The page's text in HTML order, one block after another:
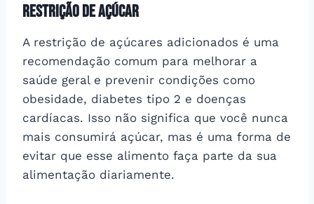
Restrição de Açúcar
A restrição de açúcares adicionados é uma
recomendação comum para melhorar a
saúde geral e prevenir condições como
obesidade, diabetes tipo 2 e doenças
cardíacas. Isso não significa que você nunca
mais consumirá açúcar, mas é uma forma de
evitar que esse alimento faça parte da sua
alimentação diariamente.